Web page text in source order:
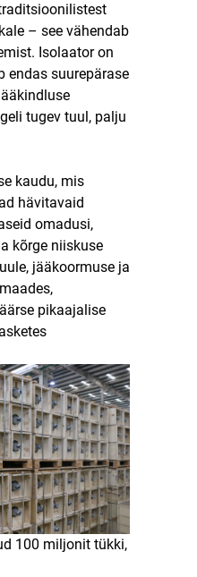
– see vähendab
Isolaator on
suurepärase
tugev tuul, palju
kaudu, mis
hävitavaid
omadusi,
kõrge niiskuse
jääkoormuse ja
pikaajalise
100 miljonit tükki,